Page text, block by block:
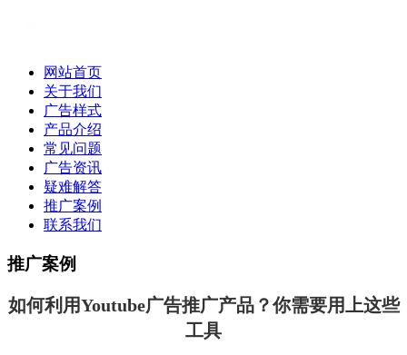
网站首页
关于我们
广告样式
产品介绍
常见问题
广告资讯
疑难解答
推广案例
联系我们
推广案例
如何利用Youtube广告推广产品？你需要用上这些
工具